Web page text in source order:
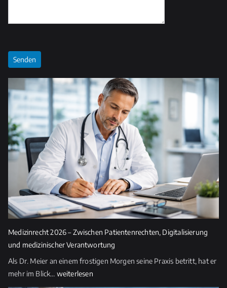
l
s
s
e
d
s
e
F
e
l
d
Medizinrecht 2026 – Zwischen Patientenrechten, Digitalisierung
und medizinischer Verantwortung
Als Dr. Meier an einem frostigen Morgen seine Praxis betritt, hat er
mehr im Blick… Medizinrecht
2026
weiterlesen